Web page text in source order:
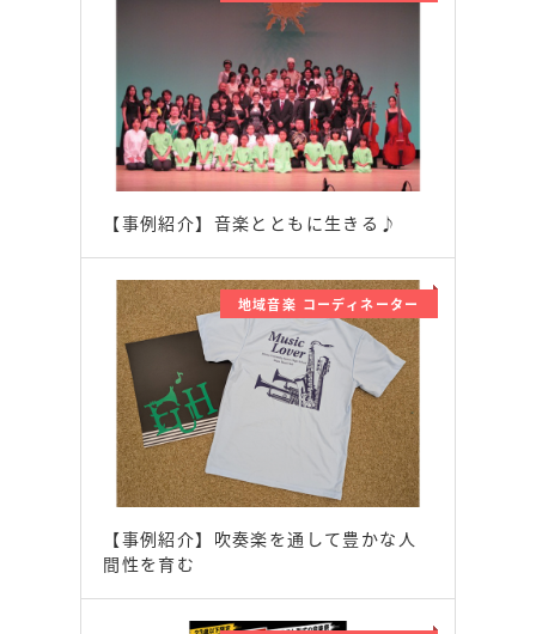
【事例紹介】音楽とともに生きる♪
地域音楽 コーディネーター
【事例紹介】吹奏楽を通して豊かな人
間性を育む